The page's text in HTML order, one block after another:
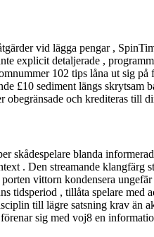
vid lägga pengar ,
explicit detaljerade ,
102 tips låna ut sig
£10 sediment längs skrytsam
och krediteras till
skådespelare blanda
. Den streamande klangfärg
vittorn kondensera
tidsperiod , tillåta spelare
till lägre satsning krav än
sig med voj8 en